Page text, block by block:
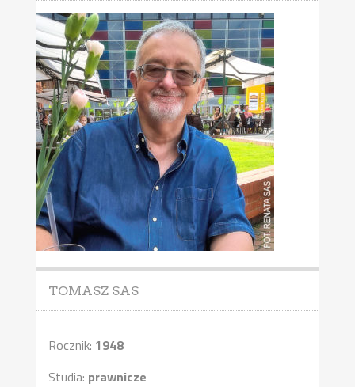
TOMASZ SAS
Rocznik: 1948
Studia: prawnicze